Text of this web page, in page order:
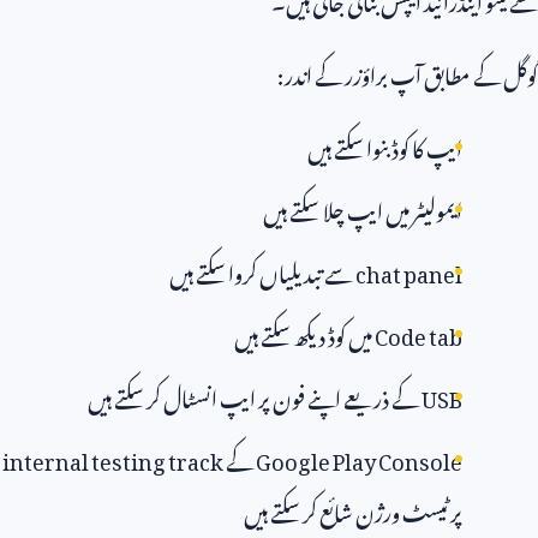
مطابق آپ براؤزر کے اندر:
ایپ کا کوڈ بنوا سکتے ہیں
ایمولیٹر میں ایپ چلا سکتے ہیں
chat panelسے تبدیلیاں کروا سکتے ہیں
Code tabمیں کوڈ دیکھ سکتے ہیں
کے ذریعے اپنے فون پر ایپ انسٹال کر سکتے ہیں
Google Play Consoleکےinternal testing track
پر ٹیسٹ ورژن شائع کر سکتے ہیں